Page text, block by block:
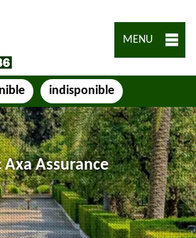
MENU
indisponible
Axa Assurance